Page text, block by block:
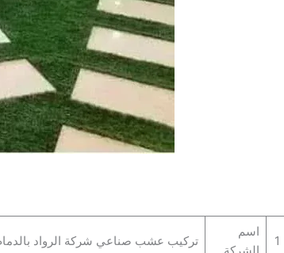
1
اسم
تركيب عشب صناعي شركة الرواد